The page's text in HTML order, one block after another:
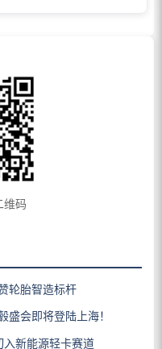
维码
轮胎智造标杆
盛会即将登陆上海！
入新能源轻卡赛道